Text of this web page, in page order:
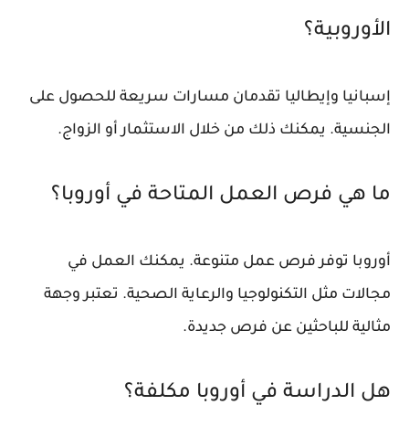
الأوروبية؟
إسبانيا وإيطاليا تقدمان مسارات سريعة للحصول على
الجنسية. يمكنك ذلك من خلال الاستثمار أو الزواج.
ما هي فرص العمل المتاحة في أوروبا؟
أوروبا توفر فرص عمل متنوعة. يمكنك العمل في
مجالات مثل التكنولوجيا والرعاية الصحية. تعتبر وجهة
مثالية للباحثين عن فرص جديدة.
هل الدراسة في أوروبا مكلفة؟